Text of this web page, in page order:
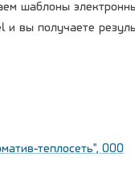
шаблоны
и вы получаете
теплосеть", ООО